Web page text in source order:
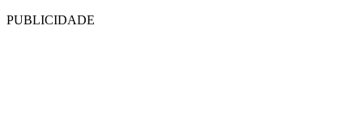
PUBLICIDADE